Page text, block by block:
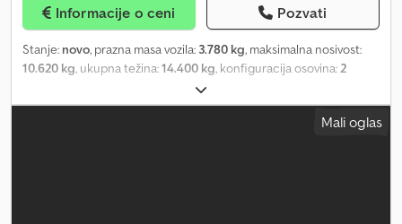
Informacije o ceni Pozvati
Stanje: novo, prazna masa vozila: 3.780 kg, maksimalna nosivost:
10.620 kg, ukupna težina:14.400 kg, konfiguracija osovina:2
, dužina tovarnog prostora:
prostora:2.470 mm, suspencija:čelik, dimenzija gume:215 /75 R
, dimenzija prednje gume:215
Mali oglas